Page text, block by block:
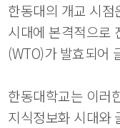
한동대의 개교 시
시대에 본격적으로
(WTO)가 발효되어
한동대학교는 이러
지식정보화 시대와